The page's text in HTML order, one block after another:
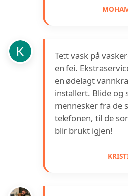
Tett vask på
en fei.
en ødelagt
installert. Blide og
mennesker fra de
telefonen, til de
blir brukt igjen!